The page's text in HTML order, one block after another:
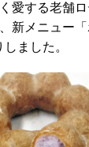
愛する老舗
新メニュー
ました。